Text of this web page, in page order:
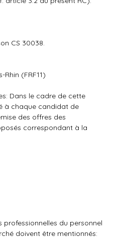
CS 30038.
(FRF11)
Dans le cadre de cette
à chaque candidat de
des offres des
correspondant à la
du personnel
doivent être mentionnés: